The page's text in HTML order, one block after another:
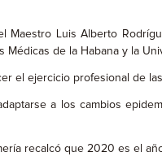
Maestro Luis Alberto
de la Habana y la
el ejercicio profesional de
a los cambios
recalcó que 2020 es el